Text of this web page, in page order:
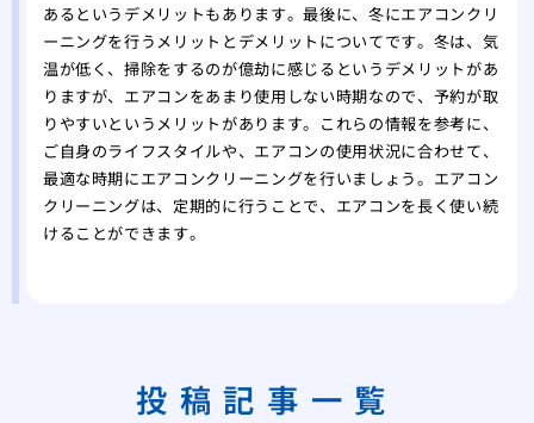
あるというデメリットもあります。最後に、冬にエアコンクリ
ーニングを行うメリットとデメリットについてです。冬は、気
温が低く、掃除をするのが億劫に感じるというデメリットがあ
りますが、エアコンをあまり使用しない時期なので、予約が取
りやすいというメリットがあります。これらの情報を参考に、
ご自身のライフスタイルや、エアコンの使用状況に合わせて、
最適な時期にエアコンクリーニングを行いましょう。エアコン
クリーニングは、定期的に行うことで、エアコンを長く使い続
けることができます。
投稿記事一覧